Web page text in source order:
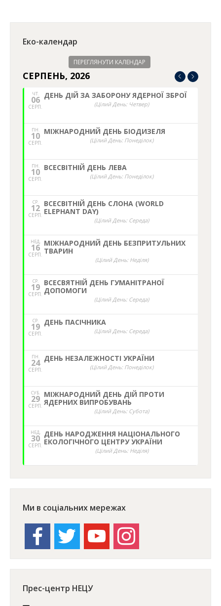
Еко-календар
ПЕРЕГЛЯНУТИ КАЛЕНДАР
СЕРПЕНЬ, 2026
ЧТ.
06
СЕРП.
ДЕНЬ ДІЙ ЗА ЗАБОРОНУ ЯДЕРНОЇ ЗБРОЇ
(Цілий День: Четвер)
ПН.
10
СЕРП.
МІЖНАРОДНИЙ ДЕНЬ БІОДИЗЕЛЯ
(Цілий День: Понеділок)
ПН.
10
СЕРП.
ВСЕСВІТНІЙ ДЕНЬ ЛЕВА
(Цілий День: Понеділок)
СР.
12
СЕРП.
ВСЕСВІТНІЙ ДЕНЬ СЛОНА (WORLD
ELEPHANT DAY)
(Цілий День: Середа)
НЕД,
16
СЕРП.
МІЖНАРОДНИЙ ДЕНЬ БЕЗПРИТУЛЬНИХ
ТВАРИН
(Цілий День: Неділя)
СР.
19
СЕРП.
ВСЕСВЯТНІЙ ДЕНЬ ГУМАНІТРАНОЇ
ДОПОМОГИ
(Цілий День: Середа)
СР.
19
СЕРП.
ДЕНЬ ПАСІЧНИКА
(Цілий День: Середа)
ПН.
24
СЕРП.
ДЕНЬ НЕЗАЛЕЖНОСТІ УКРАЇНИ
(Цілий День: Понеділок)
СУБ.
29
СЕРП.
МІЖНАРОДНИЙ ДЕНЬ ДІЙ ПРОТИ
ЯДЕРНИХ ВИПРОБУВАНЬ
(Цілий День: Субота)
НЕД,
30
СЕРП.
ДЕНЬ НАРОДЖЕННЯ НАЦІОНАЛЬНОГО
ЕКОЛОГІЧНОГО ЦЕНТРУ УКРАЇНИ
(Цілий День: Неділя)
Ми в соціальних мережах
facebook twitter youtube instagram
Прес-центр НЕЦУ